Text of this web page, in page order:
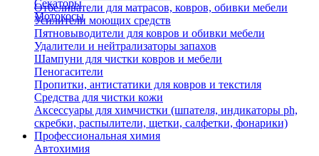
Секаторы
Мотокосы
Отбеливатели для матрасов, ковров, обивки мебели
Усилители моющих средств
Пятновыводители для ковров и обивки мебели
Удалители и нейтрализаторы запахов
Шампуни для чистки ковров и мебели
Пеногасители
Пропитки, антистатики для ковров и текстиля
Средства для чистки кожи
Аксессуары для химчистки (шпателя, индикаторы ph,
скребки, распылители, щетки, салфетки, фонарики)
Профессиональная химия
Автохимия